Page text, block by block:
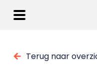
Terug naar